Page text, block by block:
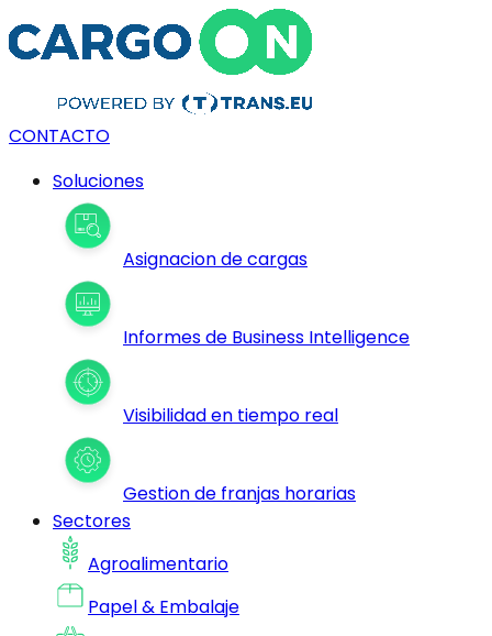
CONTACTO
Soluciones
Asignacion de cargas
Informes de Business Intelligence
Visibilidad en tiempo real
Gestion de franjas horarias
Sectores
Agroalimentario
Papel & Embalaje